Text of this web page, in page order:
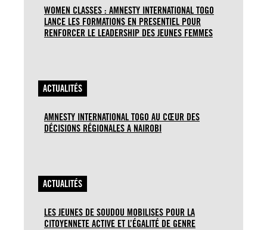
WOMEN CLASSES : AMNESTY INTERNATIONAL TOGO
LANCE LES FORMATIONS EN PRESENTIEL POUR
RENFORCER LE LEADERSHIP DES JEUNES FEMMES
ACTUALITÉS
AMNESTY INTERNATIONAL TOGO AU CŒUR DES
DÉCISIONS RÉGIONALES A NAIROBI
ACTUALITÉS
LES JEUNES DE SOUDOU MOBILISES POUR LA
CITOYENNETE ACTIVE ET L’ÉGALITÉ DE GENRE